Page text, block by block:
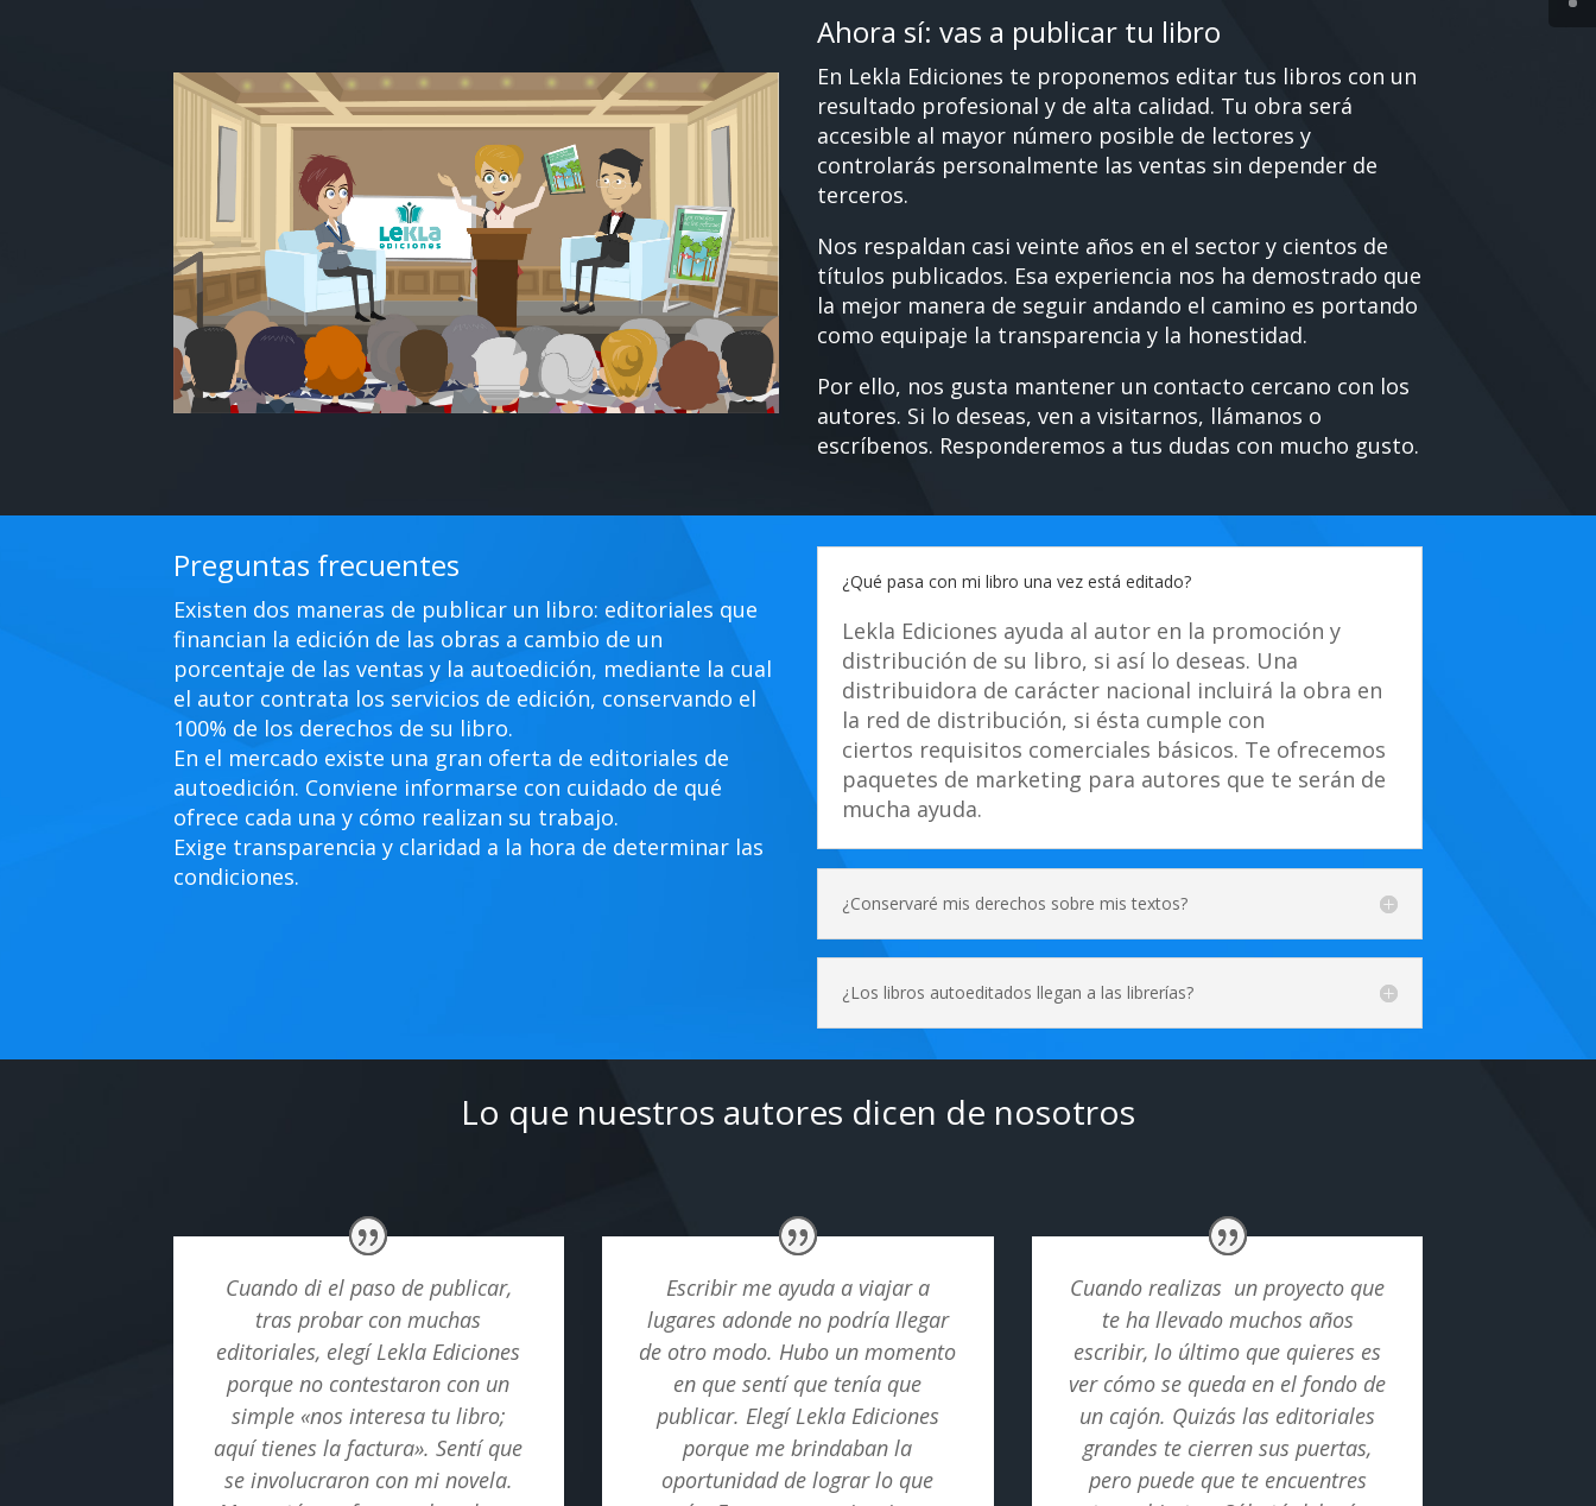
Ahora sí: vas a publicar tu libro
En Lekla Ediciones te proponemos editar tus libros con un
resultado profesional y de alta calidad. Tu obra será
accesible al mayor número posible de lectores y
controlarás personalmente las ventas sin depender de
terceros.
Nos respaldan casi veinte años en el sector y cientos de
títulos publicados. Esa experiencia nos ha demostrado que
la mejor manera de seguir andando el camino es portando
como equipaje la transparencia y la honestidad.
Por ello, nos gusta mantener un contacto cercano con los
autores. Si lo deseas, ven a visitarnos, llámanos o
escríbenos. Responderemos a tus dudas con mucho gusto.
Preguntas frecuentes
Existen dos maneras de publicar un libro: editoriales que
financian la edición de las obras a cambio de un
porcentaje de las ventas y la autoedición, mediante la cual
el autor contrata los servicios de edición, conservando el
100% de los derechos de su libro.
En el mercado existe una gran oferta de editoriales de
autoedición. Conviene informarse con cuidado de qué
ofrece cada una y cómo realizan su trabajo.
Exige transparencia y claridad a la hora de determinar las
condiciones.
¿Qué pasa con mi libro una vez está editado?
Lekla Ediciones ayuda al autor en la promoción y
distribución de su libro, si así lo deseas. Una
distribuidora de carácter nacional incluirá la obra en
la red de distribución, si ésta cumple con
ciertos requisitos comerciales básicos. Te ofrecemos
paquetes de marketing para autores que te serán de
mucha ayuda.
¿Conservaré mis derechos sobre mis textos?
¿Los libros autoeditados llegan a las librerías?
Lo que nuestros autores dicen de nosotros
Cuando di el paso de publicar,
tras probar con muchas
editoriales, elegí Lekla Ediciones
porque no contestaron con un
simple «nos interesa tu libro;
aquí tienes la factura». Sentí que
se involucraron con mi novela.
Escribir me ayuda a viajar a
lugares adonde no podría llegar
de otro modo. Hubo un momento
en que sentí que tenía que
publicar. Elegí Lekla Ediciones
porque me brindaban la
oportunidad de lograr lo que
Cuando realizas un proyecto que
te ha llevado muchos años
escribir, lo último que quieres es
ver cómo se queda en el fondo de
un cajón. Quizás las editoriales
grandes te cierren sus puertas,
pero puede que te encuentres